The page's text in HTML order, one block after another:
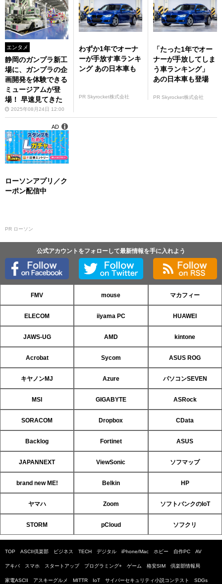
エンタメ
静岡のガンプラ新工
場に、ガンプラの企
画開発を体験できる
ミュージアムが登
場！ 早速見てきた
2025年08月24日 12:00
わずか1年でオーナ
ーが手放す車ランキ
ング あの日本車も
PR Skyrocket株式会社
「たった1年でオー
ナーが手放してしま
う車ランキング」
あの日本車も登場
PR Skyrocket株式会社
ローソンアプリ／ク
ーポン配信中
PR ローソン
AD
公式アカウントをフォローして最新情報を手に入れよう
FMV mouse マカフィー
ELECOM iiyama PC HUAWEI
JAWS-UG AMD kintone
Acrobat Sycom ASUS ROG
キヤノンMJ Azure パソコンSEVEN
MSI GIGABYTE ASRock
SORACOM Dropbox CData
Backlog Fortinet ASUS
JAPANNEXT ViewSonic ソフマップ
brand new ME! Belkin HP
ヤマハ Zoom ソフトバンクのIoT
STORM pCloud ソフクリ
TOP ASCII倶楽部 ビジネス TECH デジタル iPhone/Mac ホビー 自作PC AV
アキバ スマホ スタートアップ プログラミング+ ゲーム 格安SIM 倶楽部情報局
家電ASCII アスキーグルメ MITTR IoT サイバーセキュリティ小説コンテスト SDGs